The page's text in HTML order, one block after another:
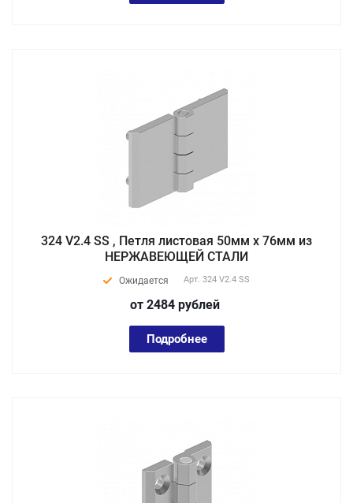
324 V2.4 SS , Петля листовая 50мм х 76мм из
НЕРЖАВЕЮЩЕЙ СТАЛИ
Ожидается Арт. 324 V2.4 SS
от 2484 рублей
Подробнее